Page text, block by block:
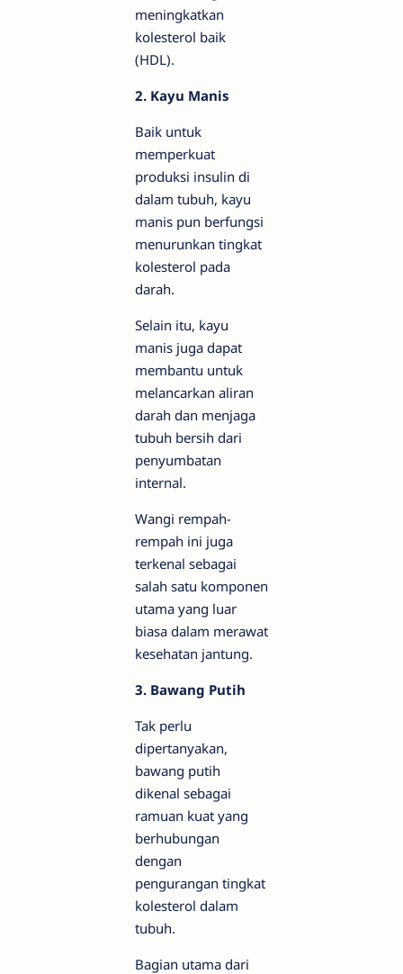
meningkatkan
kolesterol baik
(HDL).
2. Kayu Manis
Baik untuk
memperkuat
produksi insulin di
dalam tubuh, kayu
manis pun berfungsi
menurunkan tingkat
kolesterol pada
darah.
Selain itu, kayu
manis juga dapat
membantu untuk
melancarkan aliran
darah dan menjaga
tubuh bersih dari
penyumbatan
internal.
Wangi rempah-
rempah ini juga
terkenal sebagai
salah satu komponen
utama yang luar
biasa dalam merawat
kesehatan jantung.
3. Bawang Putih
Tak perlu
dipertanyakan,
bawang putih
dikenal sebagai
ramuan kuat yang
berhubungan
dengan
pengurangan tingkat
kolesterol dalam
tubuh.
Bagian utama dari